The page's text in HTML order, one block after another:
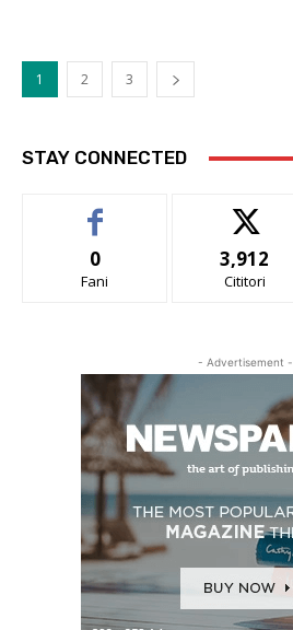
1 2 3
STAY CONNECTED
0
Fani
3,912
Cititori
- Advertisement -